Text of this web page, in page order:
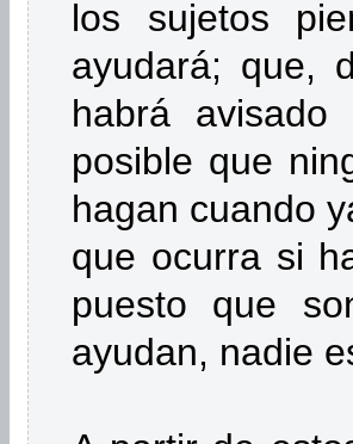
los sujetos
ayudará; que,
habrá
posible que
hagan cuando
que ocurra si
puesto que
ayudan, nadie